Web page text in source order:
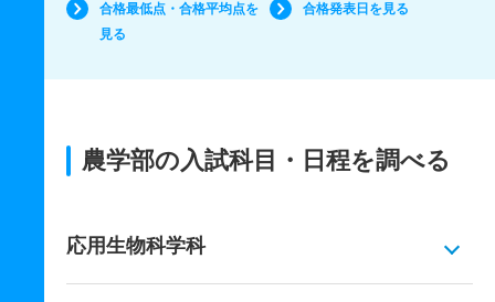
合格最低点・合格平均点を
見る
合格発表日を見る
農学部の入試科目・日程を調べる
応用生物科学科